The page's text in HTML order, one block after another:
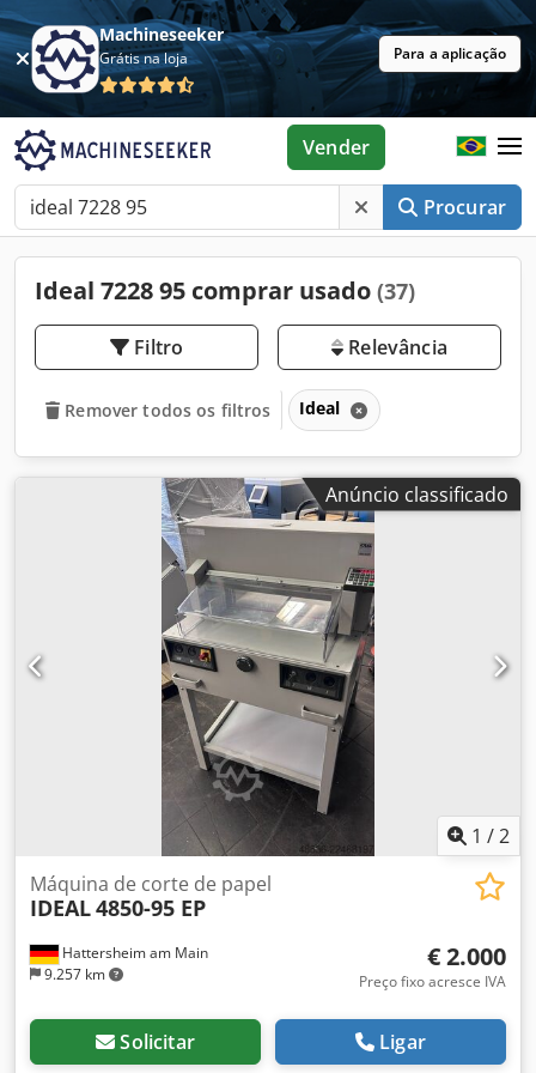
Machineseeker
Grátis na loja Para a aplicação
Procurar
Vender
Ideal 7228 95 comprar usado (37)
Filtro Relevância
Remover todos os filtros Ideal
Anúncio classificado
1 /2
Hattersheim am Main
9.257 km
Máquina de corte de papel
IDEAL4850-95 EP
€ 2.000
Preço fixo acresce IVA
Solicitar Ligar